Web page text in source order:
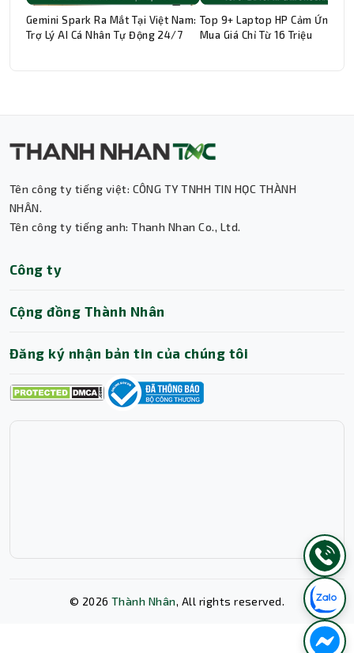
Gemini Spark Ra Mắt Tại Việt Nam:
Trợ Lý AI Cá Nhân Tự Động 24/7
Top 9+ Laptop HP Cảm Ứng
Mua Giá Chỉ Từ 16 Triệu
Tên công ty tiếng việt: CÔNG TY TNHH TIN HỌC THÀNH
NHÂN.
Tên công ty tiếng anh: Thanh Nhan Co., Ltd.
Công ty
Cộng đồng Thành Nhân
Đăng ký nhận bản tin của chúng tôi
© 2026 Thành Nhân, All rights reserved.
Trợ lý AI • Phản hồi tức thì